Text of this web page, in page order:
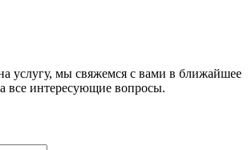
услугу, мы свяжемся с вами в ближайшее
все интересующие вопросы.